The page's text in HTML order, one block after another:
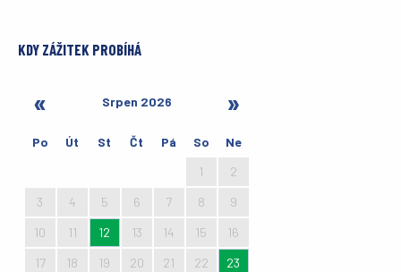
KDY ZÁŽITEK PROBÍHÁ
Srpen 2026
Po Út St Čt Pá So
Ne
1
2
3
4 5 6 7 8
9
10
11 12 13 14 15
16
17
18 19 20 21 22
23